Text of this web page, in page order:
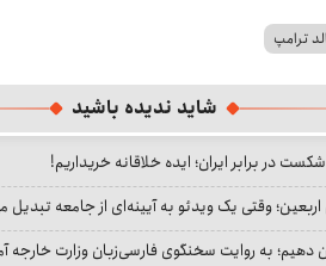
ترامپ
شاید ندیده باشید
در برابر ایران؛ ایده خلاقانه خریداریم!
وقتی یک ویدئو به آیینه‌ای از جامعه
به روایت سخنگوی فارسی‌زبان وزارت خارجه